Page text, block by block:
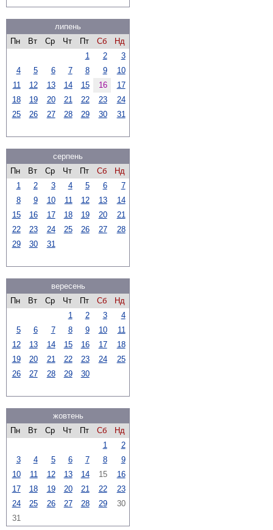
липень
Пн
Вт Ср Чт Пт Сб
Нд
1
2
3
4
5 6 7 8 9
10
11
12 13 14 15 16
17
18
19 20 21 22 23
24
25
26 27 28 29 30 31
серпень
Пн
Вт Ср Чт Пт Сб
Нд
1
2 3 4 5 6
7
8
9 10 11 12 13
14
15
16 17 18 19 20
21
22
23 24 25 26 27
28
29
30 31
вересень
Пн
Вт Ср Чт Пт Сб
Нд
1
2 3
4
5
6 7 8 9 10
11
12
13 14 15 16 17
18
19
20 21 22 23 24
25
26
27 28 29 30
жовтень
Пн
Вт Ср Чт Пт Сб
Нд
1
2
3
4 5 6 7 8
9
10
11 12 13 14 15
16
17
18 19 20 21 22
23
24
25 26 27 28 29
30
31